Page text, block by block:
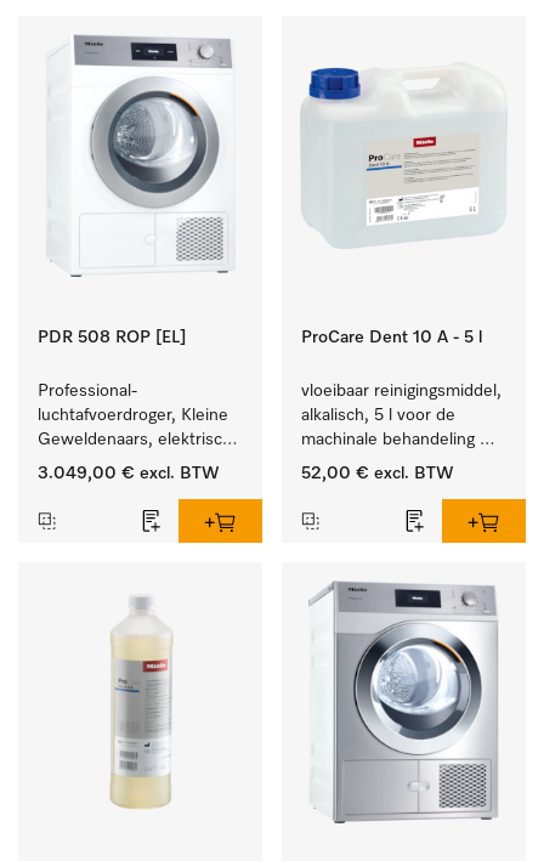
PDR 508 ROP [EL]
Professional-
luchtafvoerdroger, Kleine
Geweldenaars, elektrisch
verwarmd  met zeer korte
8 kg in 42 min.
3.049,00 € excl. BTW
ProCare Dent 10 A - 5 l
vloeibaar reinigingsmiddel,
alkalisch, 5 l voor de
machinale behandeling
van tandheelkundige
52,00 € excl. BTW